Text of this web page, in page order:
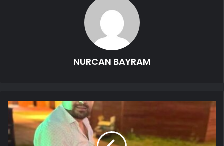
NURCAN BAYRAM